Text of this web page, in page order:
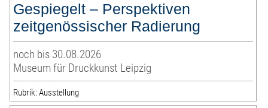
Gespiegelt – Perspektiven
zeitgenössischer Radierung
noch bis 30.08.2026
Museum für Druckkunst Leipzig
Rubrik: Ausstellung